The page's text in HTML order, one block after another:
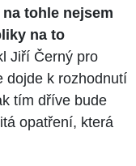
tohle nejsem
na to
Jiří Černý pro
dojde k rozhodnutí
tím dříve bude
opatření, která